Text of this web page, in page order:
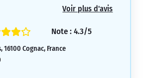
5/5
Voir plus d'avis
Note : 4.3/5
16100 Cognac, France